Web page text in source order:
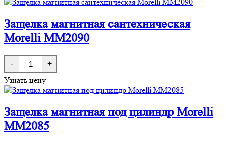
Morelli
Защелка магнитная сантехническая
Morelli MM2090
-
Количество
товара
Защелка
магнитная
сантехническая
+
Узнать цену
Защелка магнитная под цилиндр Morelli
MM2085